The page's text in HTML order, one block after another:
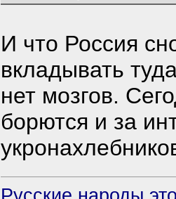
И что Россия
вкладывать
нет мозгов.
борются и за